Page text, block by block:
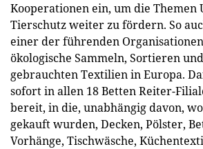
Kooperationen ein, um die Themen
Tierschutz weiter zu fördern. So
einer der führenden
ökologische Sammeln, Sortieren
gebrauchten Textilien in Europa.
sofort in allen 18 Betten Reiter-
bereit, in die, unabhängig davon,
gekauft wurden, Decken, Pölster,
Vorhänge, Tischwäsche,